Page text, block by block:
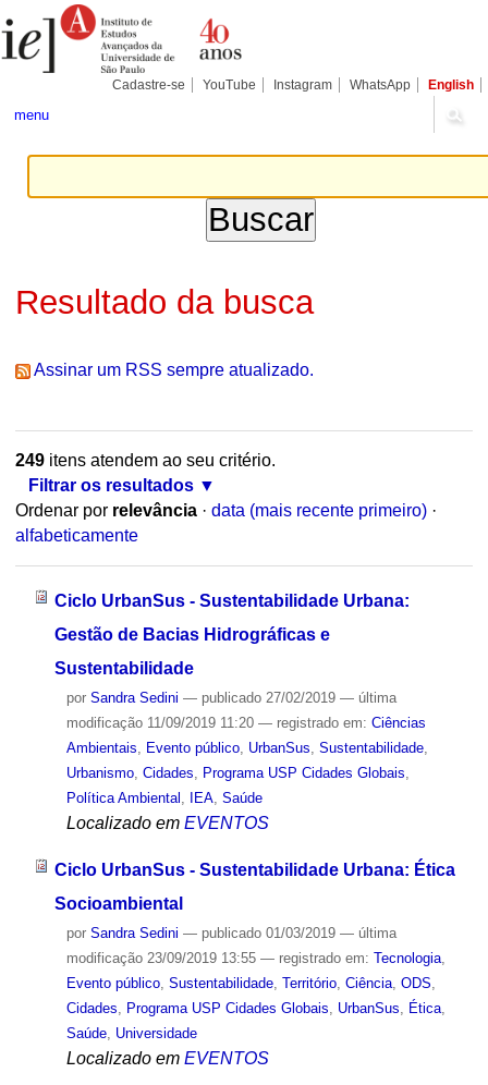
para
conteúdo.
Pessoais
Cadastre-se YouTube Instagram WhatsApp English
menu
Resultado da busca
Assinar um RSS sempre atualizado.
249itens atendem ao seu critério.
Filtrar os resultados
Ordenar por relevância · data (mais recente primeiro) ·
alfabeticamente
Ciclo UrbanSus - Sustentabilidade Urbana:
Gestão de Bacias Hidrográficas e
Sustentabilidade
por Sandra Sedini — publicado27/02/2019 — última
modificação11/09/2019 11:20 — registrado em: Ciências
Ambientais
Evento público, UrbanSus Sustentabilidade,
Urbanismo, Cidades Programa USP Cidades Globais
Política Ambiental
IEA, Saúde
Localizado em EVENTOS
Ciclo UrbanSus - Sustentabilidade Urbana: Ética
Socioambiental
por Sandra Sedini — publicado01/03/2019 — última
modificação23/09/2019 13:55 — registrado em: Tecnologia,
Evento público, Sustentabilidade, Território, Ciência, ODS
Cidades
Programa USP Cidades Globais UrbanSus Ética,
Saúde, Universidade
Localizado em EVENTOS